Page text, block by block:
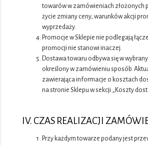
towarów w zamówieniach złożonych
życie zmiany ceny, warunków akcji
wyprzedaży.
Promocje w Sklepie nie podlegają
promocji nie stanowi inaczej.
Dostawa towaru odbywa się w
określony w zamówieniu sposób.
zawierająca informacje o kosztach
na stronie Sklepu w sekcji „Koszty
IV. CZAS REALIZACJI
Przy każdym towarze podany jest